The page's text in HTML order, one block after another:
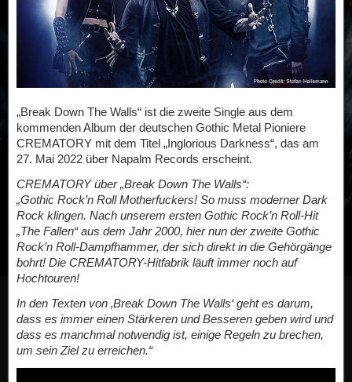
„Break Down The Walls“ ist die zweite Single aus dem
kommenden Album der deutschen Gothic Metal Pioniere
CREMATORY mit dem Titel „Inglorious Darkness“, das am
27. Mai 2022 über Napalm Records erscheint.
CREMATORY über „Break Down The Walls“:
„Gothic Rock’n Roll Motherfuckers! So muss moderner Dark
Rock klingen. Nach unserem ersten Gothic Rock’n Roll-Hit
„The Fallen“ aus dem Jahr 2000, hier nun der zweite Gothic
Rock’n Roll-Dampfhammer, der sich direkt in die Gehörgänge
bohrt! Die CREMATORY-Hitfabrik läuft immer noch auf
Hochtouren!
In den Texten von ‚Break Down The Walls‘ geht es darum,
dass es immer einen Stärkeren und Besseren geben wird und
dass es manchmal notwendig ist, einige Regeln zu brechen,
um sein Ziel zu erreichen.“